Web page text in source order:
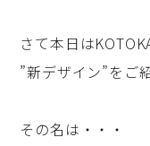
さて本日は
”新デザイン”をご
その名は・・・